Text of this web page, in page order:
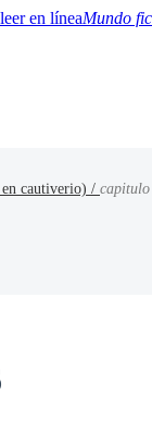
Mundo
cautiverio) /